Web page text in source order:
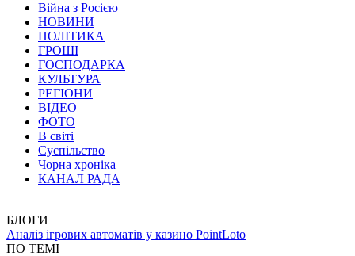
Війна з Росією
НОВИНИ
ПОЛІТИКА
ГРОШІ
ГОСПОДАРКА
КУЛЬТУРА
РЕГІОНИ
ВІДЕО
ФОТО
В світі
Суспільство
Чорна хроніка
КАНАЛ РАДА
БЛОГИ
Аналіз ігрових автоматів у казино PointLoto
ПО ТЕМІ